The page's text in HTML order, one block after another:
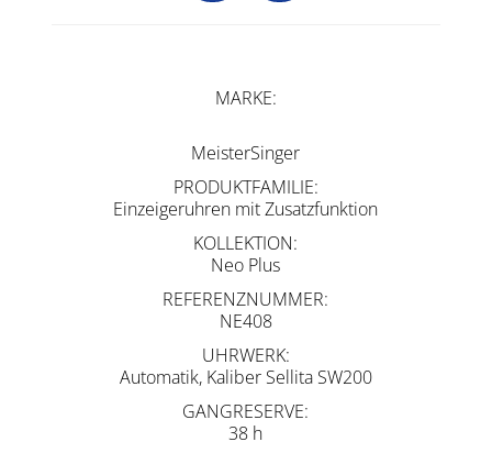
MARKE
MeisterSinger
PRODUKTFAMILIE
Einzeigeruhren mit Zusatzfunktion
KOLLEKTION
Neo Plus
REFERENZNUMMER
NE408
UHRWERK
Automatik, Kaliber Sellita SW200
GANGRESERVE
38 h